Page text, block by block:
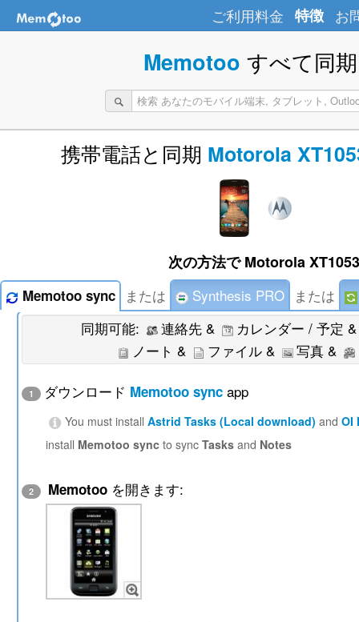
ご利用料金 特徴 お
Memotoo すべて同
携帯電話と同期 Motorola
次の方法で Motorola
Memotoo sync または Synthesis PRO または
同期可能:
連絡先 &
カレンダー / 予定
ノート &
ファイル & 写真 &
1 ダウンロード Memotoo sync app
You must installAstrid Tasks (Local download) andOI
install Memotoo sync to syncTasks and Notes
2 Memotoo を開きます: